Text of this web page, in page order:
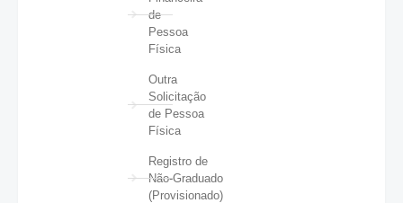
de
Pessoa
Física
Outra
Solicitação
de Pessoa
Física
Registro de
Não-Graduado
(Provisionado)